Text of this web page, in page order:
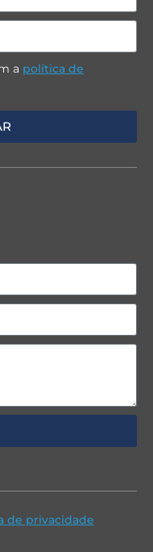
a política de
de privacidade